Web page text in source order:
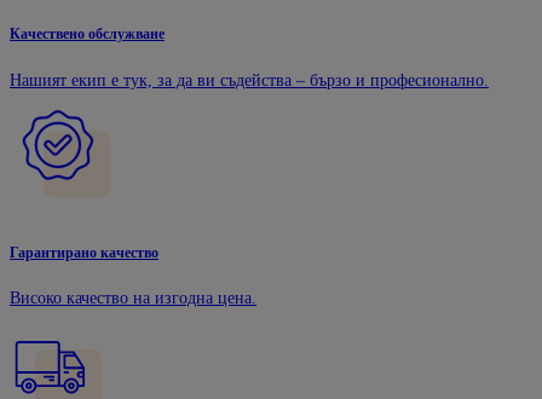
Качествено обслужване
Нашият екип е тук, за да ви съдейства – бързо и професионално.
Гарантирано качество
Високо качество на изгодна цена.